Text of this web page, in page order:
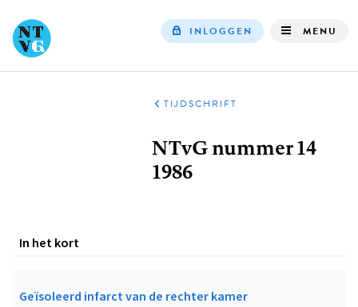
INLOGGEN MENU
TIJDSCHRIFT
NTvG nummer 14
1986
In het kort
Geïsoleerd infarct van de rechter kamer